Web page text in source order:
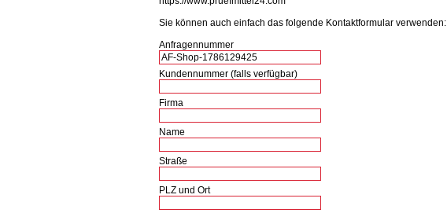
Sie können auch einfach das folgende Kontaktformular verwenden:
Anfragennummer
Kundennummer (falls verfügbar)
Firma
Name
Straße
PLZ und Ort